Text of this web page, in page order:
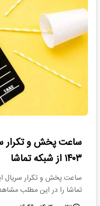
۱۴۰۳ از شبکه تماشا
تماشا را در این مطلب